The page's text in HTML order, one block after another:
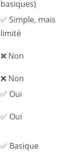
basiques)
✅ Simple, mais
limité
❌ Non
❌ Non
✅ Oui
✅ Oui
✅ Basique